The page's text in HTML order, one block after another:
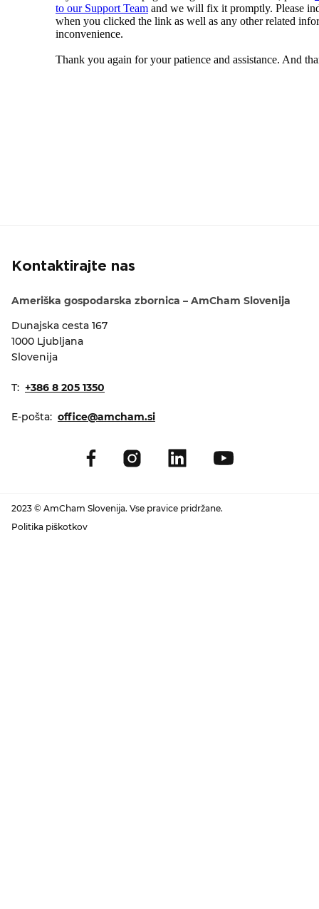
Kontaktirajte nas
Ameriška gospodarska zbornica – AmCham Slovenija
Dunajska cesta 167
1000 Ljubljana
Slovenija
T: +386 8 205 1350
E-pošta: office@amcham.si
2023 © AmCham Slovenija. Vse pravice pridržane.
Politika piškotkov